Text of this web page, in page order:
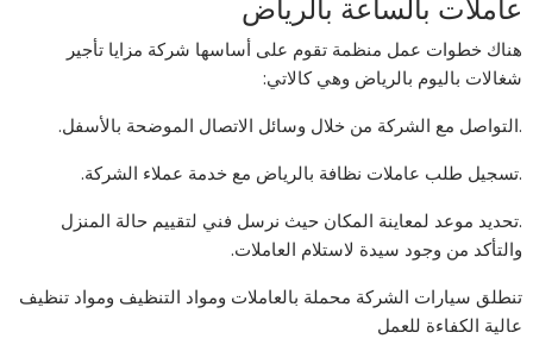
عاملات بالساعة بالرياض
هناك خطوات عمل منظمة تقوم على أساسها شركة مزايا تأجير
شغالات باليوم بالرياض وهي كالاتي:
.التواصل مع الشركة من خلال وسائل الاتصال الموضحة بالأسفل.
.تسجيل طلب عاملات نظافة بالرياض مع خدمة عملاء الشركة.
.تحديد موعد لمعاينة المكان حيث نرسل فني لتقييم حالة المنزل
والتأكد من وجود سيدة لاستلام العاملات.
تنطلق سيارات الشركة محملة بالعاملات ومواد التنظيف ومواد تنظيف
عالية الكفاءة للعمل